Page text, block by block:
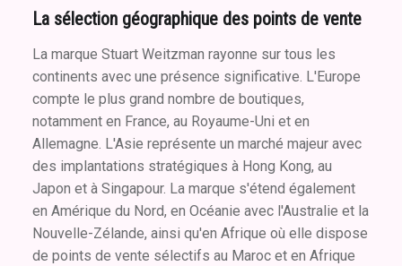
La sélection géographique des points de vente
La marque Stuart Weitzman rayonne sur tous les
continents avec une présence significative. L'Europe
compte le plus grand nombre de boutiques,
notamment en France, au Royaume-Uni et en
Allemagne. L'Asie représente un marché majeur avec
des implantations stratégiques à Hong Kong, au
Japon et à Singapour. La marque s'étend également
en Amérique du Nord, en Océanie avec l'Australie et la
Nouvelle-Zélande, ainsi qu'en Afrique où elle dispose
de points de vente sélectifs au Maroc et en Afrique